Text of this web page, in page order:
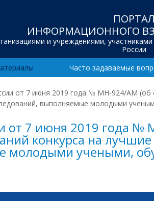
ПОРТАЛ
ИНФОРМАЦИОННОГО
и учреждениями,
России
Часто задаваемые
от 7 июня 2019 года № МН-924/АМ (об
выполняемые молодыми
от 7 июня 2019 года
конкурса на
молодыми учеными,